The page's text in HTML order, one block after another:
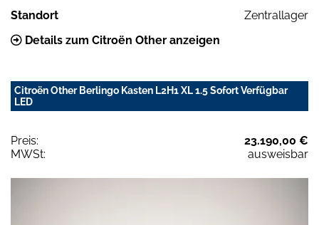
Standort
Zentrallager
Details zum Citroën Other anzeigen
Citroën Other Berlingo Kasten L2H1 XL 1.5 Sofort Verfügbar
LED
Preis:
23.190,00 €
MWSt:
ausweisbar